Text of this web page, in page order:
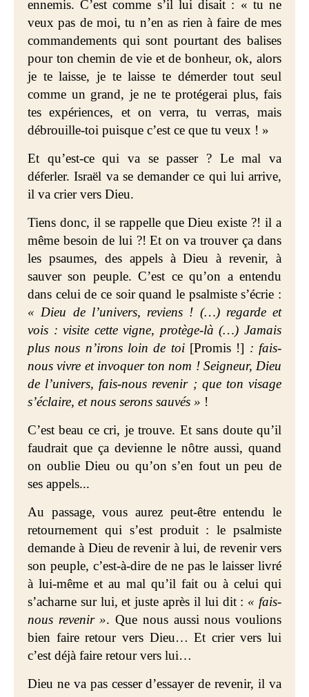
ennemis. C’est comme s’il lui disait : « tu ne
veux pas de moi, tu n’en as rien à faire de mes
commandements qui sont pourtant des balises
pour ton chemin de vie et de bonheur, ok, alors
je te laisse, je te laisse te démerder tout seul
comme un grand, je ne te protégerai plus, fais
tes expériences, et on verra, tu verras, mais
débrouille-toi puisque c’est ce que tu veux ! »
Et qu’est-ce qui va se passer ? Le mal va
déferler. Israël va se demander ce qui lui arrive,
il va crier vers Dieu.
Tiens donc, il se rappelle que Dieu existe ?! il a
même besoin de lui ?! Et on va trouver ça dans
les psaumes, des appels à Dieu à revenir, à
sauver son peuple. C’est ce qu’on a entendu
dans celui de ce soir quand le psalmiste s’écrie :
« Dieu de l’univers, reviens ! (…) regarde et
vois : visite cette vigne, protège-là (…) Jamais
plus nous n’irons loin de toi [Promis !] : fais-
nous vivre et invoquer ton nom ! Seigneur, Dieu
de l’univers, fais-nous revenir ; que ton visage
s’éclaire, et nous serons sauvés » !
C’est beau ce cri, je trouve. Et sans doute qu’il
faudrait que ça devienne le nôtre aussi, quand
on oublie Dieu ou qu’on s’en fout un peu de
ses appels...
Au passage, vous aurez peut-être entendu le
retournement qui s’est produit : le psalmiste
demande à Dieu de revenir à lui, de revenir vers
son peuple, c’est-à-dire de ne pas le laisser livré
à lui-même et au mal qu’il fait ou à celui qui
s’acharne sur lui, et juste après il lui dit : « fais-
nous revenir ». Que nous aussi nous voulions
bien faire retour vers Dieu… Et crier vers lui
c’est déjà faire retour vers lui…
Dieu ne va pas cesser d’essayer de revenir, il va